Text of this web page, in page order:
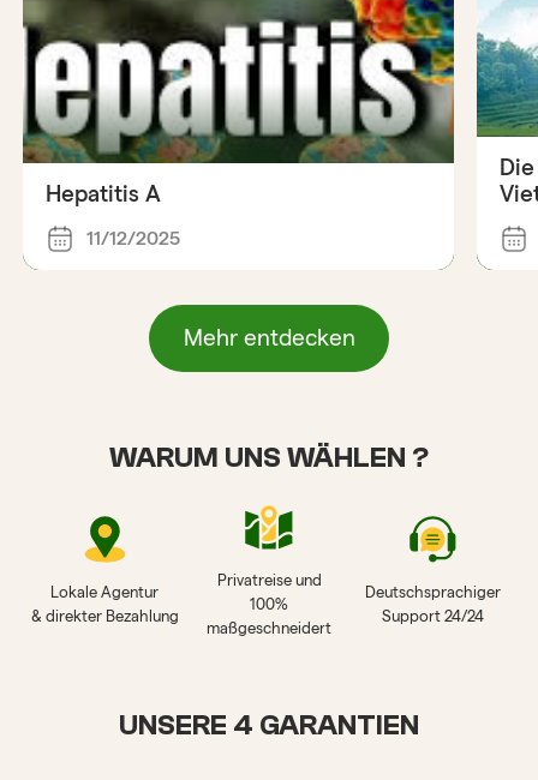
Hepatitis A
11/12/2025
Mehr entdecken
WARUM UNS WÄHLEN ?
Lokale Agentur
& direkter Bezahlung
Privatreise und
100%
maßgeschneidert
Deutschsprachiger
Support 24/24
UNSERE 4 GARANTIEN